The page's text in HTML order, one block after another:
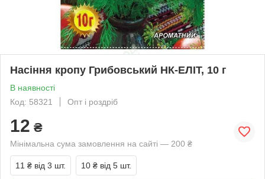
Насіння кропу Грибовський НК-ЕЛІТ, 10 г
В наявності
Код: 58321
Опт і роздріб
12 ₴
Мінімальна сума замовлення на сайті — 200 ₴
11 ₴ від 3 шт. 10 ₴ від 5 шт.